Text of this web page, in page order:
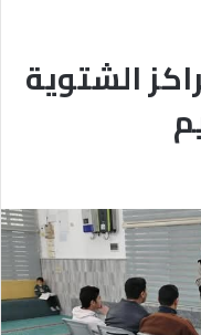
الشتوية